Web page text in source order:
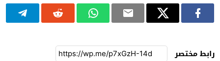
رابط مختصر